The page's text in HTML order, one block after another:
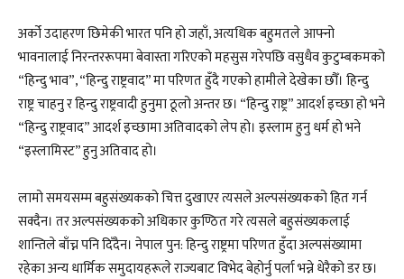
अर्को उदाहरण छिमेकी भारत पनि हो जहाँ, अत्यधिक बहुमतले आफ्नो
भावनालाई निरन्तररूपमा बेवास्ता गरिएको महसुस गरेपछि वसुधैव कुटुम्बकमको
“हिन्दु भाव”, “हिन्दु राष्ट्रवाद” मा परिणत हुँदै गएको हामीले देखेका छौँ। हिन्दु
राष्ट्र चाहनु र हिन्दु राष्ट्रवादी हुनुमा ठूलो अन्तर छ। “हिन्दु राष्ट्र” आदर्श इच्छा हो भने
“हिन्दु राष्ट्रवाद” आदर्श इच्छामा अतिवादको लेप हो। इस्लाम हुनु धर्म हो भने
“इस्लामिस्ट” हुनु अतिवाद हो।
लामो समयसम्म बहुसंख्यकको चित्त दुखाएर त्यसले अल्पसंख्यकको हित गर्न
सक्दैन। तर अल्पसंख्यकको अधिकार कुण्ठित गरे त्यसले बहुसंख्यकलाई
शान्तिले बाँच्न पनि दिँदैन। नेपाल पुन: हिन्दु राष्ट्रमा परिणत हुँदा अल्पसंख्यामा
रहेका अन्य धार्मिक समुदायहरूले राज्यबाट विभेद बेहोर्नु पर्ला भन्ने धेरैको डर छ।